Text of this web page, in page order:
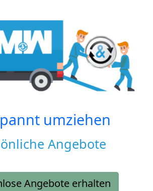
umziehen
Angebote
Angebote erhalten